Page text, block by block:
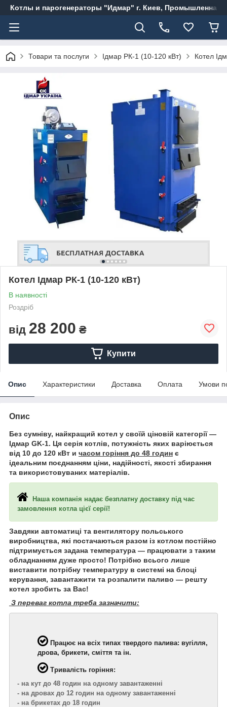
Котлы и парогенераторы "Идмар" г. Киев, Промышленная,
Товари та послуги Ідмар РК-1 (10-120 кВт) Котел
Котел Ідмар РК-1 (10-120 кВт)
В наявності
Роздріб
від 28 200 ₴
Купити
Опис Характеристики Доставка Оплата Умови
Опис
Без сумніву, найкращий котел у своїй ціновій категорії —
Ідмар GK-1. Ця серія котлів, потужність яких варіюється
від 10 до 120 кВт и часом горіння до 48 годин є
ідеальним поєднанням ціни, надійності, якості збирання
та використовуваних матеріалів.
Наша компанія надає безплатну доставку під час
замовлення котла цієї серії!
Завдяки автоматиці та вентилятору польського
виробництва, які постачаються разом із котлом постійно
підтримується задана температура — працювати з таким
обладнанням дуже просто! Потрібно всього лише
виставити потрібну температуру в системі на блоці
керування, завантажити та розпалити паливо — решту
котел зробить за Вас!
З переваг котла треба зазначити:
Працює на всіх типах твердого палива: вугілля,
дрова, брикети, сміття та ін.
Тривалість горіння:
- на кут до 48 годин на одному завантаженні
- на дровах до 12 годин на одному завантаженні
- на брикетах до 18 годин